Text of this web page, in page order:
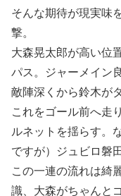
そんな期待が現実味
撃。
大森晃太郎が高い位
パス。ジャーメイン
敵陣深くから鈴木が
これをゴール前へ走
ルネットを揺らす。
ですが）ジュビロ磐
この一連の流れは綺
識、大森がちゃんと